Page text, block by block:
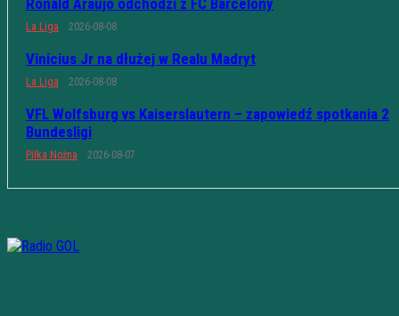
La Liga 2026-08-08
Vinicius Jr na dłużej w Realu Madryt
La Liga 2026-08-08
VFL Wolfsburg vs Kaiserslautern – zapowiedź spotkania 2
Bundesligi
Piłka Nożna 2026-08-07